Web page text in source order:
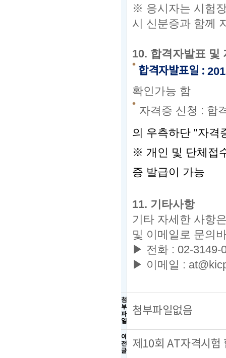
※ 응시자는 시험
시 신분증과 함께
10. 합격자발표 및
합격자발표일 :
확인가능 함
자격증 신청 : 합
의 우측하단 "자격
※ 개인 및 단체접
증 발급이 가능
11. 기타사항
기타 자세한 사항
및 이메일로 문의
▶ 전화 : 02-3149-
▶ 이메일 :
첨
부
파
일
첨부파일없음
이
전
글
제10회 AT자격시험